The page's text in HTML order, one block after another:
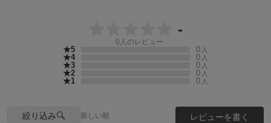
-
0 人のレビュー
★5 0 人
★4 0 人
★3 0 人
★2 0 人
★1 0 人
絞り込み 新しい順 レビューを書く